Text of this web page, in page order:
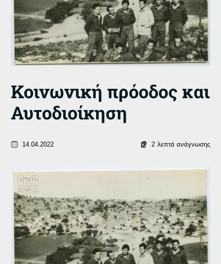
Κοινωνική πρόοδος και
Αυτοδιοίκηση
14.04.2022 2 λεπτά ανάγνωσης